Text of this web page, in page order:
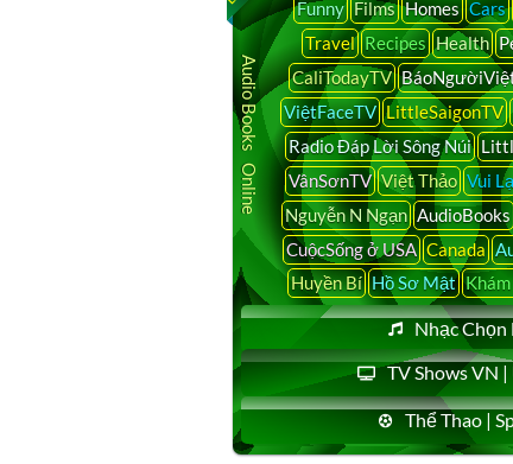
Funny Films Homes Cars
Travel Recipes Health
CaliTodayTV
ViệtFaceTV LittleSaigonTV
Radio Đáp Lời Sông Núi
VânSơnTV Việt Thảo Vui Lạ
Nguyễn N Ngạn AudioBooks
CuộcSống ở USA Canada
Huyền Bí Hồ Sơ Mật
Nhạc Chọn
TV Shows VN
Thể Thao |
Audio Books Online